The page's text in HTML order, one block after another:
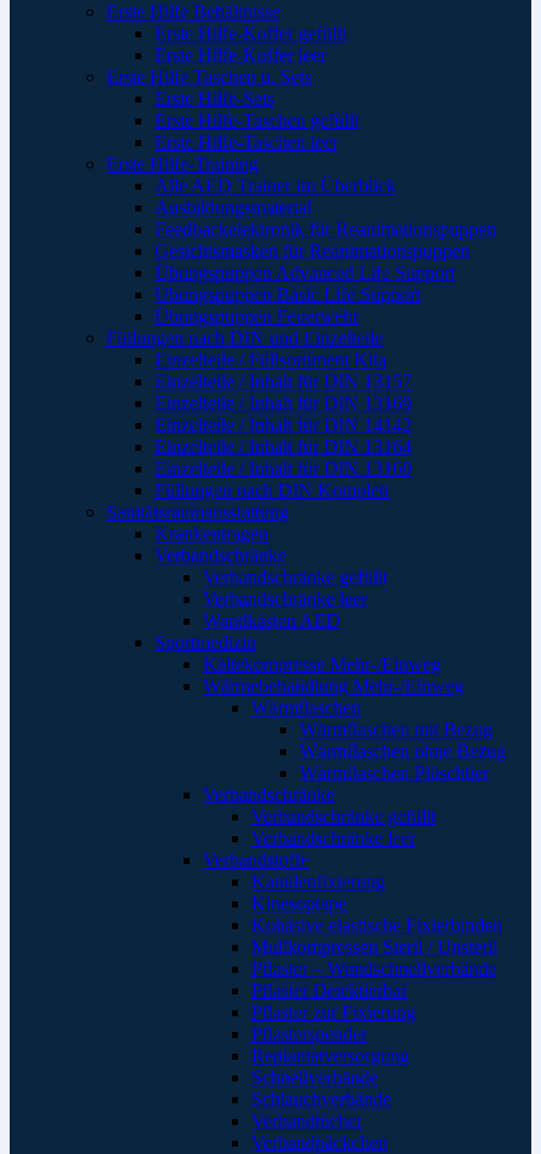
Erste Hilfe Behältnisse
Erste Hilfe-Koffer gefüllt
Erste Hilfe-Koffer leer
Erste Hilfe Taschen u. Sets
Erste Hilfe-Sets
Erste Hilfe-Taschen gefüllt
Erste Hilfe-Taschen leer
Erste Hilfe-Training
Alle AED Trainer im Überblick
Ausbildungsmaterial
Feedbackelektronik für Reanimationspuppen
Gesichtsmasken für Reanimationspuppen
Übungspuppen Advanced Life Support
Übungspuppen Basic Life Support
Übungspuppen Feuerwehr
Füllungen nach DIN und Einzelteile
Einzelteile / Füllsortiment Kita
Einzelteile / Inhalt für DIN 13157
Einzelteile / Inhalt für DIN 13169
Einzelteile / Inhalt für DIN 14142
Einzelteile / Inhalt für DIN 13164
Einzelteile / Inhalt für DIN 13160
Füllungen nach DIN Komplett
Sanitätsraumausstattung
Krankentragen
Verbandschränke
Verbandschränke gefüllt
Verbandschränke leer
Wandkästen AED
Sportmedizin
Kältekompresse Mehr-/Einweg
Wärmebehandlung Mehr-/Einweg
Wärmflaschen
Wärmflaschen mit Bezug
Wärmflaschen ohne Bezug
Wärmflaschen Plüschtier
Verbandschränke
Verbandschränke gefüllt
Verbandschränke leer
Verbandstoffe
Kanülenfixierung
Kinesoptape
Kohäsive elastische Fixierbinden
Mullkompressen Steril / Unsteril
Pflaster – Wundschnellverbände
Pflaster Detektierbar
Pflaster zur Fixierung
Pflasterspender
Replantatversorgung
Schnellverbände
Schlauchverbände
Verbandtücher
Verbandpäckchen